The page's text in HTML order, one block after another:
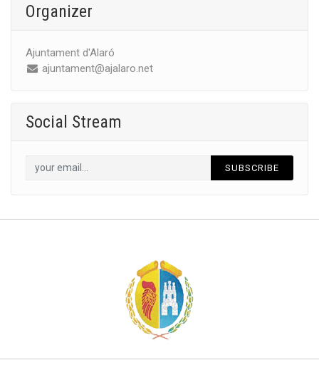
Organizer
Ajuntament d'Alaró
ajuntament@ajalaro.net
Social Stream
SUBSCRIBE